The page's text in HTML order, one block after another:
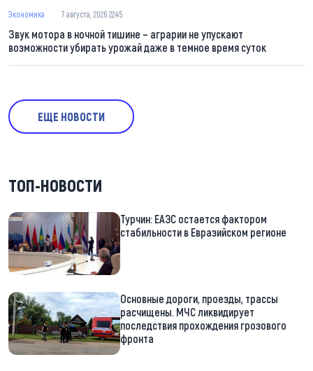
Экономика 7 августа, 2026 22:45
Звук мотора в ночной тишине – аграрии не упускают
возможности убирать урожай даже в темное время суток
ЕЩЕ НОВОСТИ
ТОП-НОВОСТИ
Турчин: ЕАЭС остается фактором
стабильности в Евразийском регионе
Основные дороги, проезды, трассы
расчищены. МЧС ликвидирует
последствия прохождения грозового
фронта